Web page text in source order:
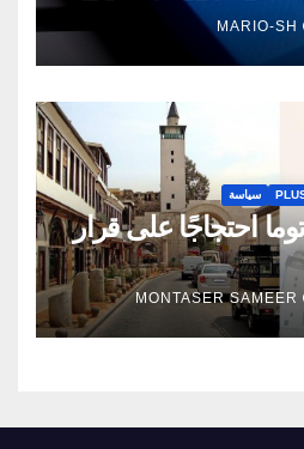
MARIO-SH
سياسة
احتجاجًا على قرار
MONTASER SAMEER